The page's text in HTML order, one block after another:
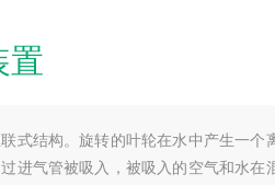
置
式结构。旋转的叶轮在水中产生一个
进气管被吸入，被吸入的空气和水在